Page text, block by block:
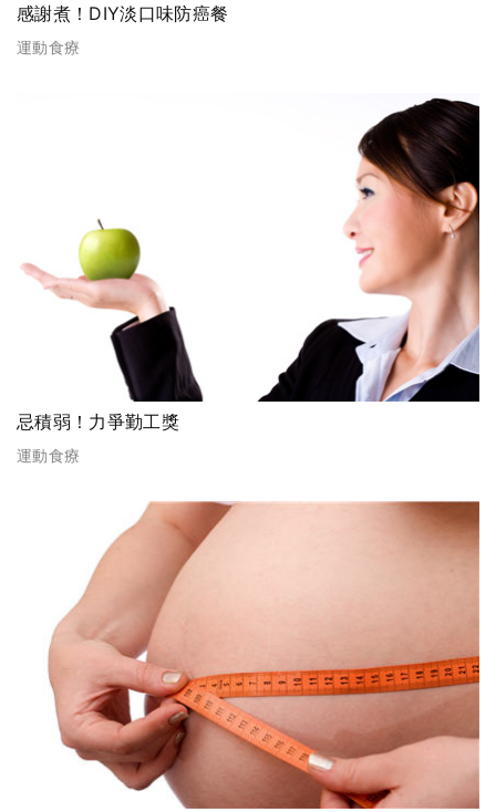
感謝煮！DIY淡口味防癌餐
運動食療
忌積弱！力爭勤工獎
運動食療